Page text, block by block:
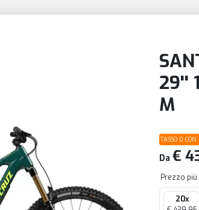
29''
M
TASSO 0
Da €
Prezzo
20x